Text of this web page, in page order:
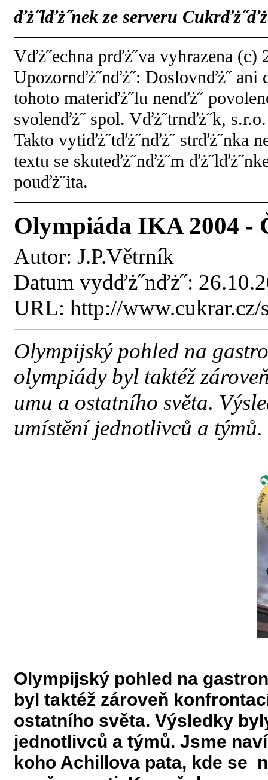
ďż˝lďż˝nek ze serveru
Vďż˝echna prďż˝va vyhrazena (c)
Upozornďż˝nďż˝: Doslovnďż˝ ani
tohoto materiďż˝lu nenďż˝
svolenďż˝ spol. Vďż˝trnďż˝k, s.r.o.
Takto vytiďż˝tďż˝nďż˝ strďż˝nka
textu se skuteďż˝nďż˝m
pouďż˝ita.
Olympiáda IKA 2004 -
Autor: J.P.Větrník
Datum vydďż˝nďż˝:
URL: http://www.cukrar.cz/
Olympijský pohled na
olympiády byl taktéž
umu a ostatního světa.
umístění jednotlivců a týmů.
Olympijský pohled na
byl taktéž zároveň
ostatního světa. Výsledky
jednotlivců a týmů. Jsme
koho Achillova pata, kde se